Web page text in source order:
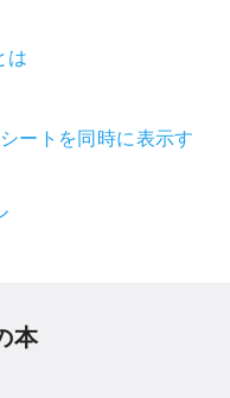
は
ートを同時に表示す
本